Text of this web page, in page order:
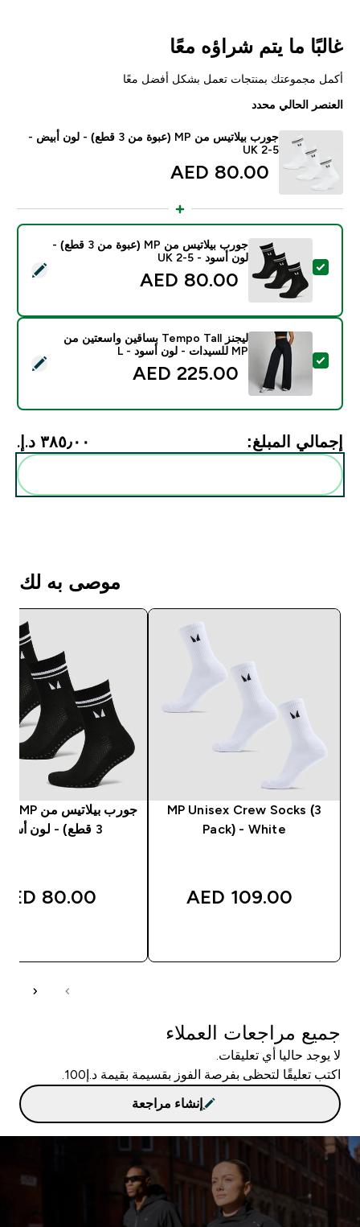
غالبًا ما يتم شراؤه معًا
أكمل مجموعتك بمنتجات تعمل بشكل أفضل معًا
العنصر الحالي محدد
جورب بيلاتيس من MP (عبوة من 3 قطع) - لون أبيض -
UK 2-5
80.00 AED‎
تحديد هذا المنتج - جورب بيلاتيس من MP (عبوة من 3 قطع) - لون أسود - UK 2-5
جورب بيلاتيس من MP (عبوة من 3 قطع) -
لون أسود - UK 2-5
80.00 AED‎
تحديد هذا المنتج - ليجنز Tempo Tall بساقين واسعتين من MP للسيدات - لون أسود - L
ليجنز Tempo Tall بساقين واسعتين من
MP للسيدات - لون أسود - L
225.00 AED‎
إجمالي المبلغ: ٣٨٥٫٠٠ د.إ.‏‎
موصى به لك
MP Unisex Crew Socks (3
Pack) - White
109.00 AED‎
3 قطع) - لون أسود
80.00 AED‎
جميع مراجعات العملاء
لا يوجد حاليا أي تعليقات.
اكتب تعليقًا لتحظى بفرصة الفوز بقسيمة بقيمة د.إ100.
إنشاء مراجعة